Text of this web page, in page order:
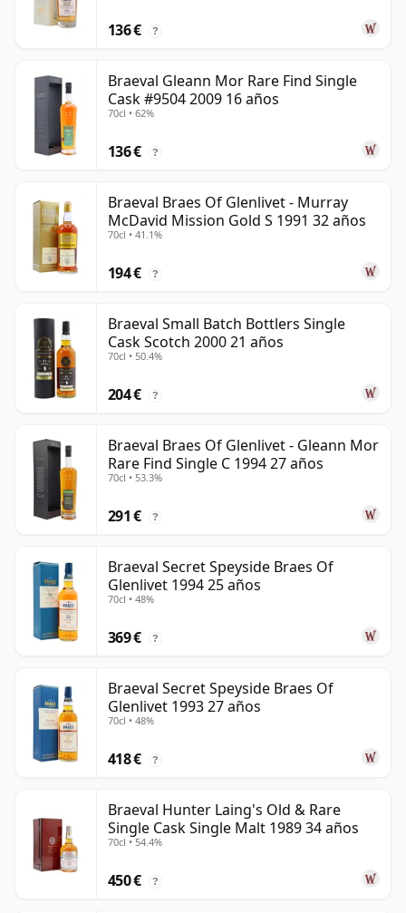
136 € ?
Braeval Gleann Mor Rare Find Single
Cask #9504 2009 16 años
70cl • 62%
136 € ?
Braeval Braes Of Glenlivet - Murray
McDavid Mission Gold S 1991 32 años
70cl • 41.1%
194 € ?
Braeval Small Batch Bottlers Single
Cask Scotch 2000 21 años
70cl • 50.4%
204 € ?
Braeval Braes Of Glenlivet - Gleann Mor
Rare Find Single C 1994 27 años
70cl • 53.3%
291 € ?
Braeval Secret Speyside Braes Of
Glenlivet 1994 25 años
70cl • 48%
369 € ?
Braeval Secret Speyside Braes Of
Glenlivet 1993 27 años
70cl • 48%
418 € ?
Braeval Hunter Laing's Old & Rare
Single Cask Single Malt 1989 34 años
70cl • 54.4%
450 € ?